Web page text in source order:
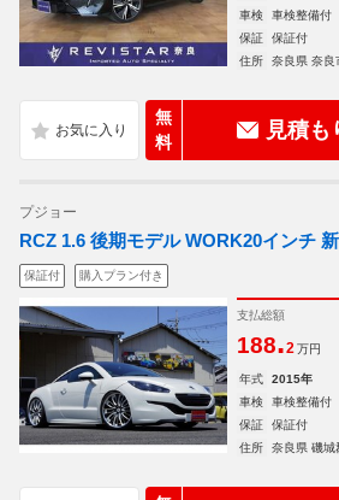
車検
車検整備付
保証
保証付
住所
奈良県 奈良
無
料
見積も
プジョー
RCZ 1.6 後期モデル WORK20インチ
保証付 購入プラン付き
支払総額
188.2 万円
年式 2015年
車検
車検整備付
保証
保証付
住所
奈良県 磯城